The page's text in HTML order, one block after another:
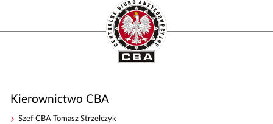
Kierownictwo CBA
Szef CBA Tomasz Strzelczyk